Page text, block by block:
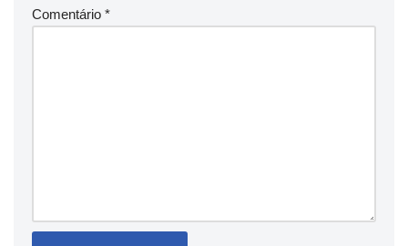
Comentário *